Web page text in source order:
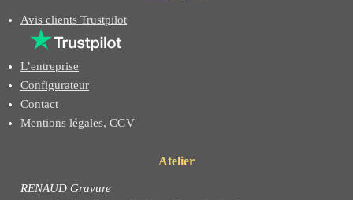
Avis clients Trustpilot
L’entreprise
Configurateur
Contact
Mentions légales, CGV
Atelier
RENAUD Gravure